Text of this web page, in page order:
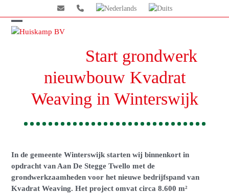
to
contentOpen
Close
Start grondwerk
nieuwbouw Kvadrat
Weaving in Winterswijk
In de gemeente Winterswijk starten wij binnenkort in
opdracht van Aan De Stegge Twello met de
grondwerkzaamheden voor het nieuwe bedrijfspand van
Kvadrat Weaving. Het project omvat circa 8.600 m²